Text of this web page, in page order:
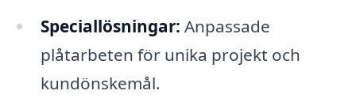
Speciallösningar: Anpassade
plåtarbeten för unika projekt och
kundönskemål.